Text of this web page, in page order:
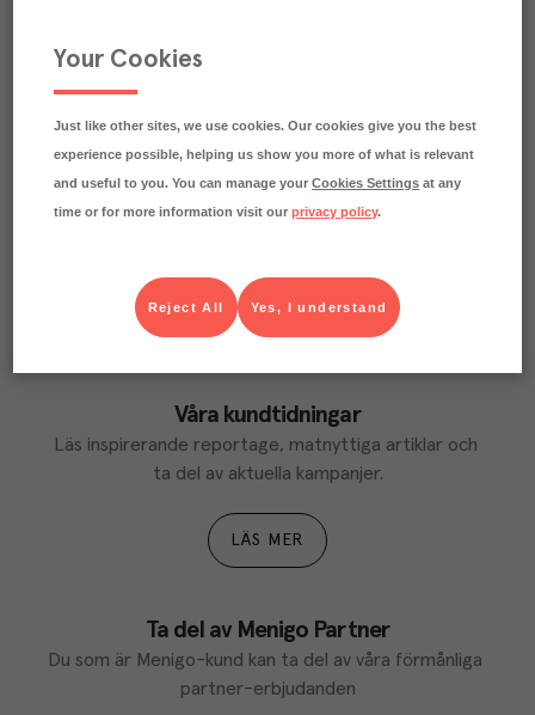
Varje kilo av varan påverkar klimatet motsvarande
utsläppen av 1 kg koldioxid.
Våra kundtidningar
Läs inspirerande reportage, matnyttiga artiklar och
ta del av aktuella kampanjer.
LÄS MER
Ta del av Menigo Partner
Du som är Menigo-kund kan ta del av våra förmånliga
partner-erbjudanden
Your Cookies
Just like other sites, we use cookies. Our cookies give you the best
experience possible, helping us show you more of what is relevant
and useful to you. You can manage yourCookies Settings at any
time or for more information visit ourprivacy policy.
Yes, I understand
Reject All